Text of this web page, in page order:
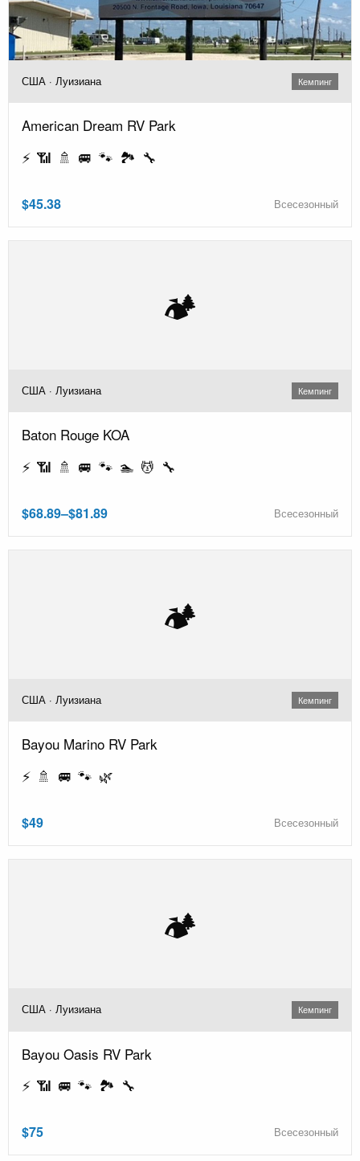
США · Луизиана Кемпинг
American Dream RV Park
⚡ 📶 🚿 🚐 🐾 🏞️ 🔧
$45.38 Всесезонный
🏕️
США · Луизиана Кемпинг
Baton Rouge KOA
⚡ 📶 🚿 🚐 🐾 🏊 💆 🔧
$68.89–$81.89 Всесезонный
🏕️
США · Луизиана Кемпинг
Bayou Marino RV Park
⚡ 🚿 🚐 🐾 🌿
$49 Всесезонный
🏕️
США · Луизиана Кемпинг
Bayou Oasis RV Park
⚡ 📶 🚐 🐾 🏞️ 🔧
$75 Всесезонный